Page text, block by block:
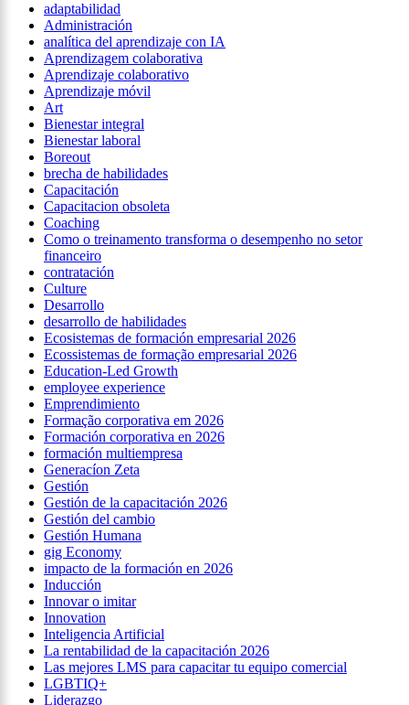
adaptabilidad
Administración
analítica del aprendizaje con IA
Aprendizagem colaborativa
Aprendizaje colaborativo
Aprendizaje móvil
Art
Bienestar integral
Bienestar laboral
Boreout
brecha de habilidades
Capacitación
Capacitacion obsoleta
Coaching
Como o treinamento transforma o desempenho no setor
financeiro
contratación
Culture
Desarrollo
desarrollo de habilidades
Ecosistemas de formación empresarial 2026
Ecossistemas de formação empresarial 2026
Education-Led Growth
employee experience
Emprendimiento
Formação corporativa em 2026
Formación corporativa en 2026
formación multiempresa
Generacíon Zeta
Gestión
Gestión de la capacitación 2026
Gestión del cambio
Gestión Humana
gig Economy
impacto de la formación en 2026
Inducción
Innovar o imitar
Innovation
Inteligencia Artificial
La rentabilidad de la capacitación 2026
Las mejores LMS para capacitar tu equipo comercial
LGBTIQ+
Liderazgo